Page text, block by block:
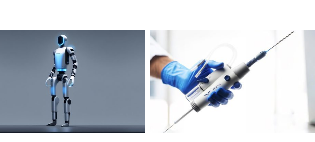
以人为本，设计创新的真正价